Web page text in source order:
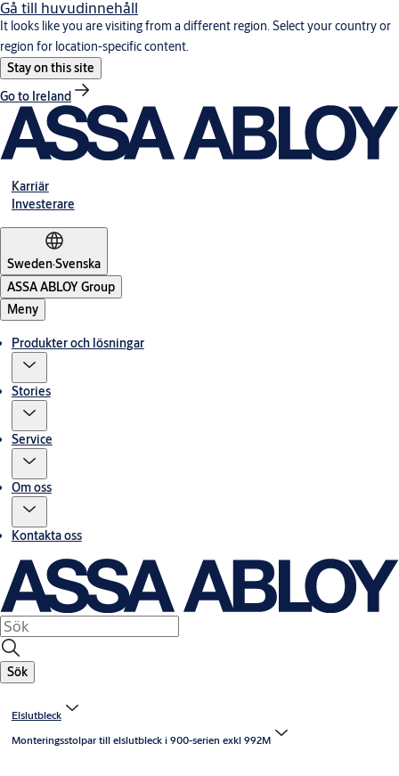
Gå till huvudinnehåll
It looks like you are visiting from a different region. Select your country or
region for location-specific content.
Stay on this site
Go to Ireland
Karriär
Investerare
Sweden·Svenska
ASSA ABLOY Group
Meny
Produkter och lösningar
Stories
Service
Om oss
Kontakta oss
Sök
Elslutbleck
Monteringsstolpar till elslutbleck i 900-serien exkl 992M